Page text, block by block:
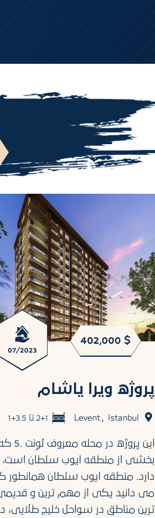
07/2023
402,000 $
پروژه ویرا یاشام
Levent , Istanbul 2+1 تا 3.5+1
این پروژه در محله معروف
بخشی از منطقه ایوب سلطان است،
دارد. منطقه ایوب سلطان همانطور
می دانید یکی از مهم ترین و
ترین مناطق در سواحل خلیج طلایی،